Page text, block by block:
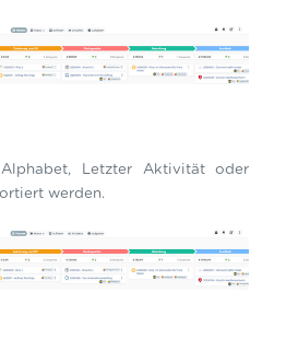
Letzter Aktivität oder
werden.